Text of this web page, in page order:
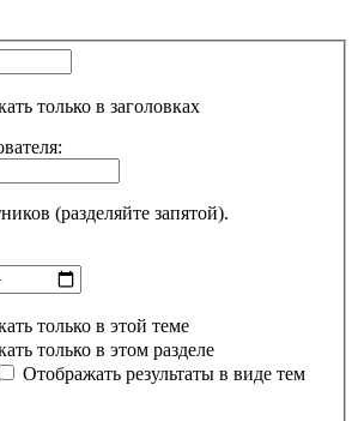
только в заголовках
(разделяйте запятой).
только в этой теме
только в этом разделе
Отображать результаты в виде тем